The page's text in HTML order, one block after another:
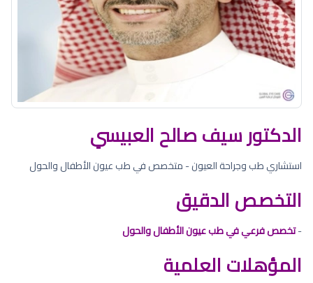
الدكتور سيف صالح العبيسي
استشاري طب وجراحة العيون - متخصص في طب عيون الأطفال والحول
التخصص الدقيق
-تخصص فرعي في طب عيون الأطفال والحول
المؤهلات العلمية